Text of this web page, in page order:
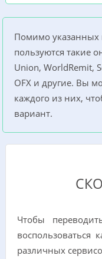
Помимо указанных
пользуются такие
Union, WorldRemit,
OFX и другие. Вы
каждого из них,
вариант.
Чтобы
воспользоваться
различных